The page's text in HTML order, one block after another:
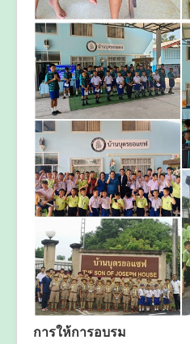
การให้การอบรม